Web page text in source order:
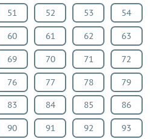
51 52 53 54
60 61 62 63
69 70 71 72
76 77 78 79
83 84 85 86
90 91 92 93